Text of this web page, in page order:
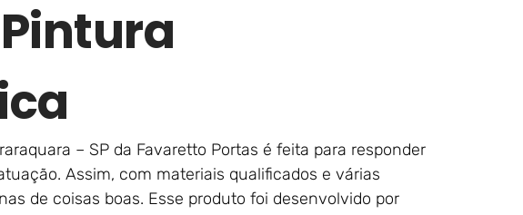
– SP da Favaretto Portas é feita para responder
Assim, com materiais qualificados e várias
de coisas boas. Esse produto foi desenvolvido por